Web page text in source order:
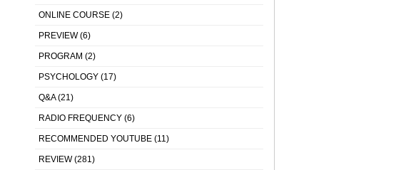
ONLINE COURSE (2)
PREVIEW(6)
PROGRAM (2)
PSYCHOLOGY (17)
Q&A(21)
RADIO FREQUENCY (6)
RECOMMENDED YOUTUBE (11)
REVIEW(281)